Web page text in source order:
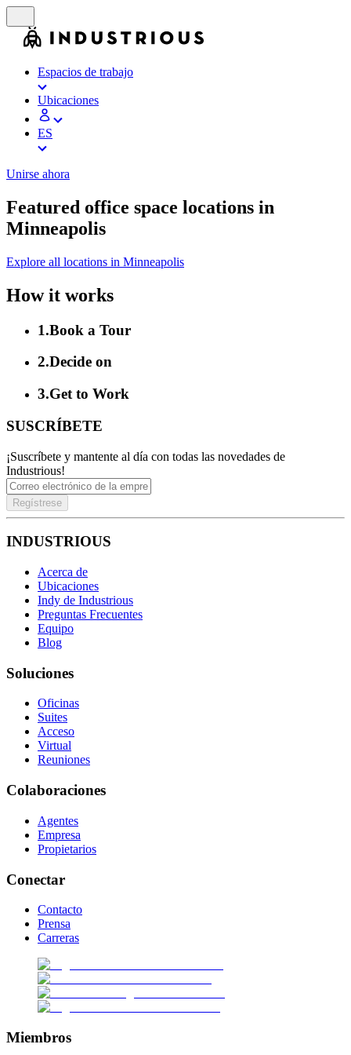
Espacios de trabajo
Ubicaciones
ES
Unirse ahora
Featured office space locations in
Minneapolis
Explore all locations in Minneapolis
How it works
1.Book a Tour
2.Decide on
3.Get to Work
SUSCRÍBETE
¡Suscríbete y mantente al día con todas las novedades de
Industrious!
Regístrese
INDUSTRIOUS
Acerca de
Ubicaciones
Indy de Industrious
Preguntas Frecuentes
Equipo
Blog
Soluciones
Oficinas
Suites
Acceso
Virtual
Reuniones
Colaboraciones
Agentes
Empresa
Propietarios
Conectar
Contacto
Prensa
Carreras
Miembros